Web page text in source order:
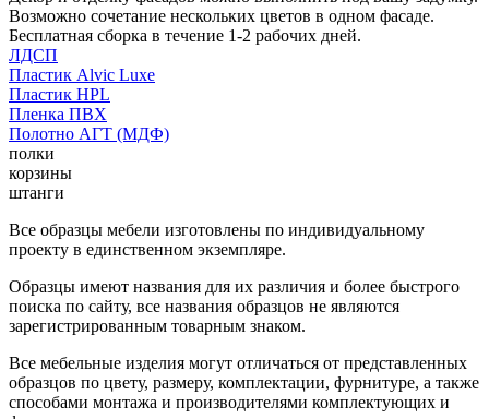
Возможно сочетание нескольких цветов в одном фасаде.
Бесплатная сборка в течение 1-2 рабочих дней.
ЛДСП
Пластик Alvic Luxe
Пластик HPL
Пленка ПВХ
Полотно АГТ (МДФ)
полки
корзины
штанги
Все образцы мебели изготовлены по индивидуальному
проекту в единственном экземпляре.
Образцы имеют названия для их различия и более быстрого
поиска по сайту, все названия образцов не являются
зарегистрированным товарным знаком.
Все мебельные изделия могут отличаться от представленных
образцов по цвету, размеру, комплектации, фурнитуре, а также
способами монтажа и производителями комплектующих и